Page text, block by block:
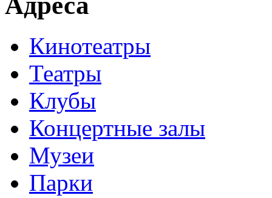
Кинотеатры
Театры
Клубы
Концертные залы
Музеи
Парки